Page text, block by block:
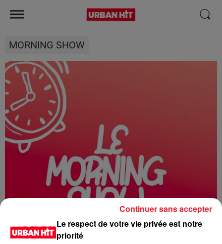
MORNING SHOW
Le respect de votre vie privée est notre
priorité
Continuer sans accepter